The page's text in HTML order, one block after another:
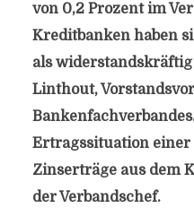
von 0,2 Prozent im
Kreditbanken haben
als widerstandskräftig
Linthout,
Ertragssituation einer
Zinserträge aus dem
der Verbandschef.